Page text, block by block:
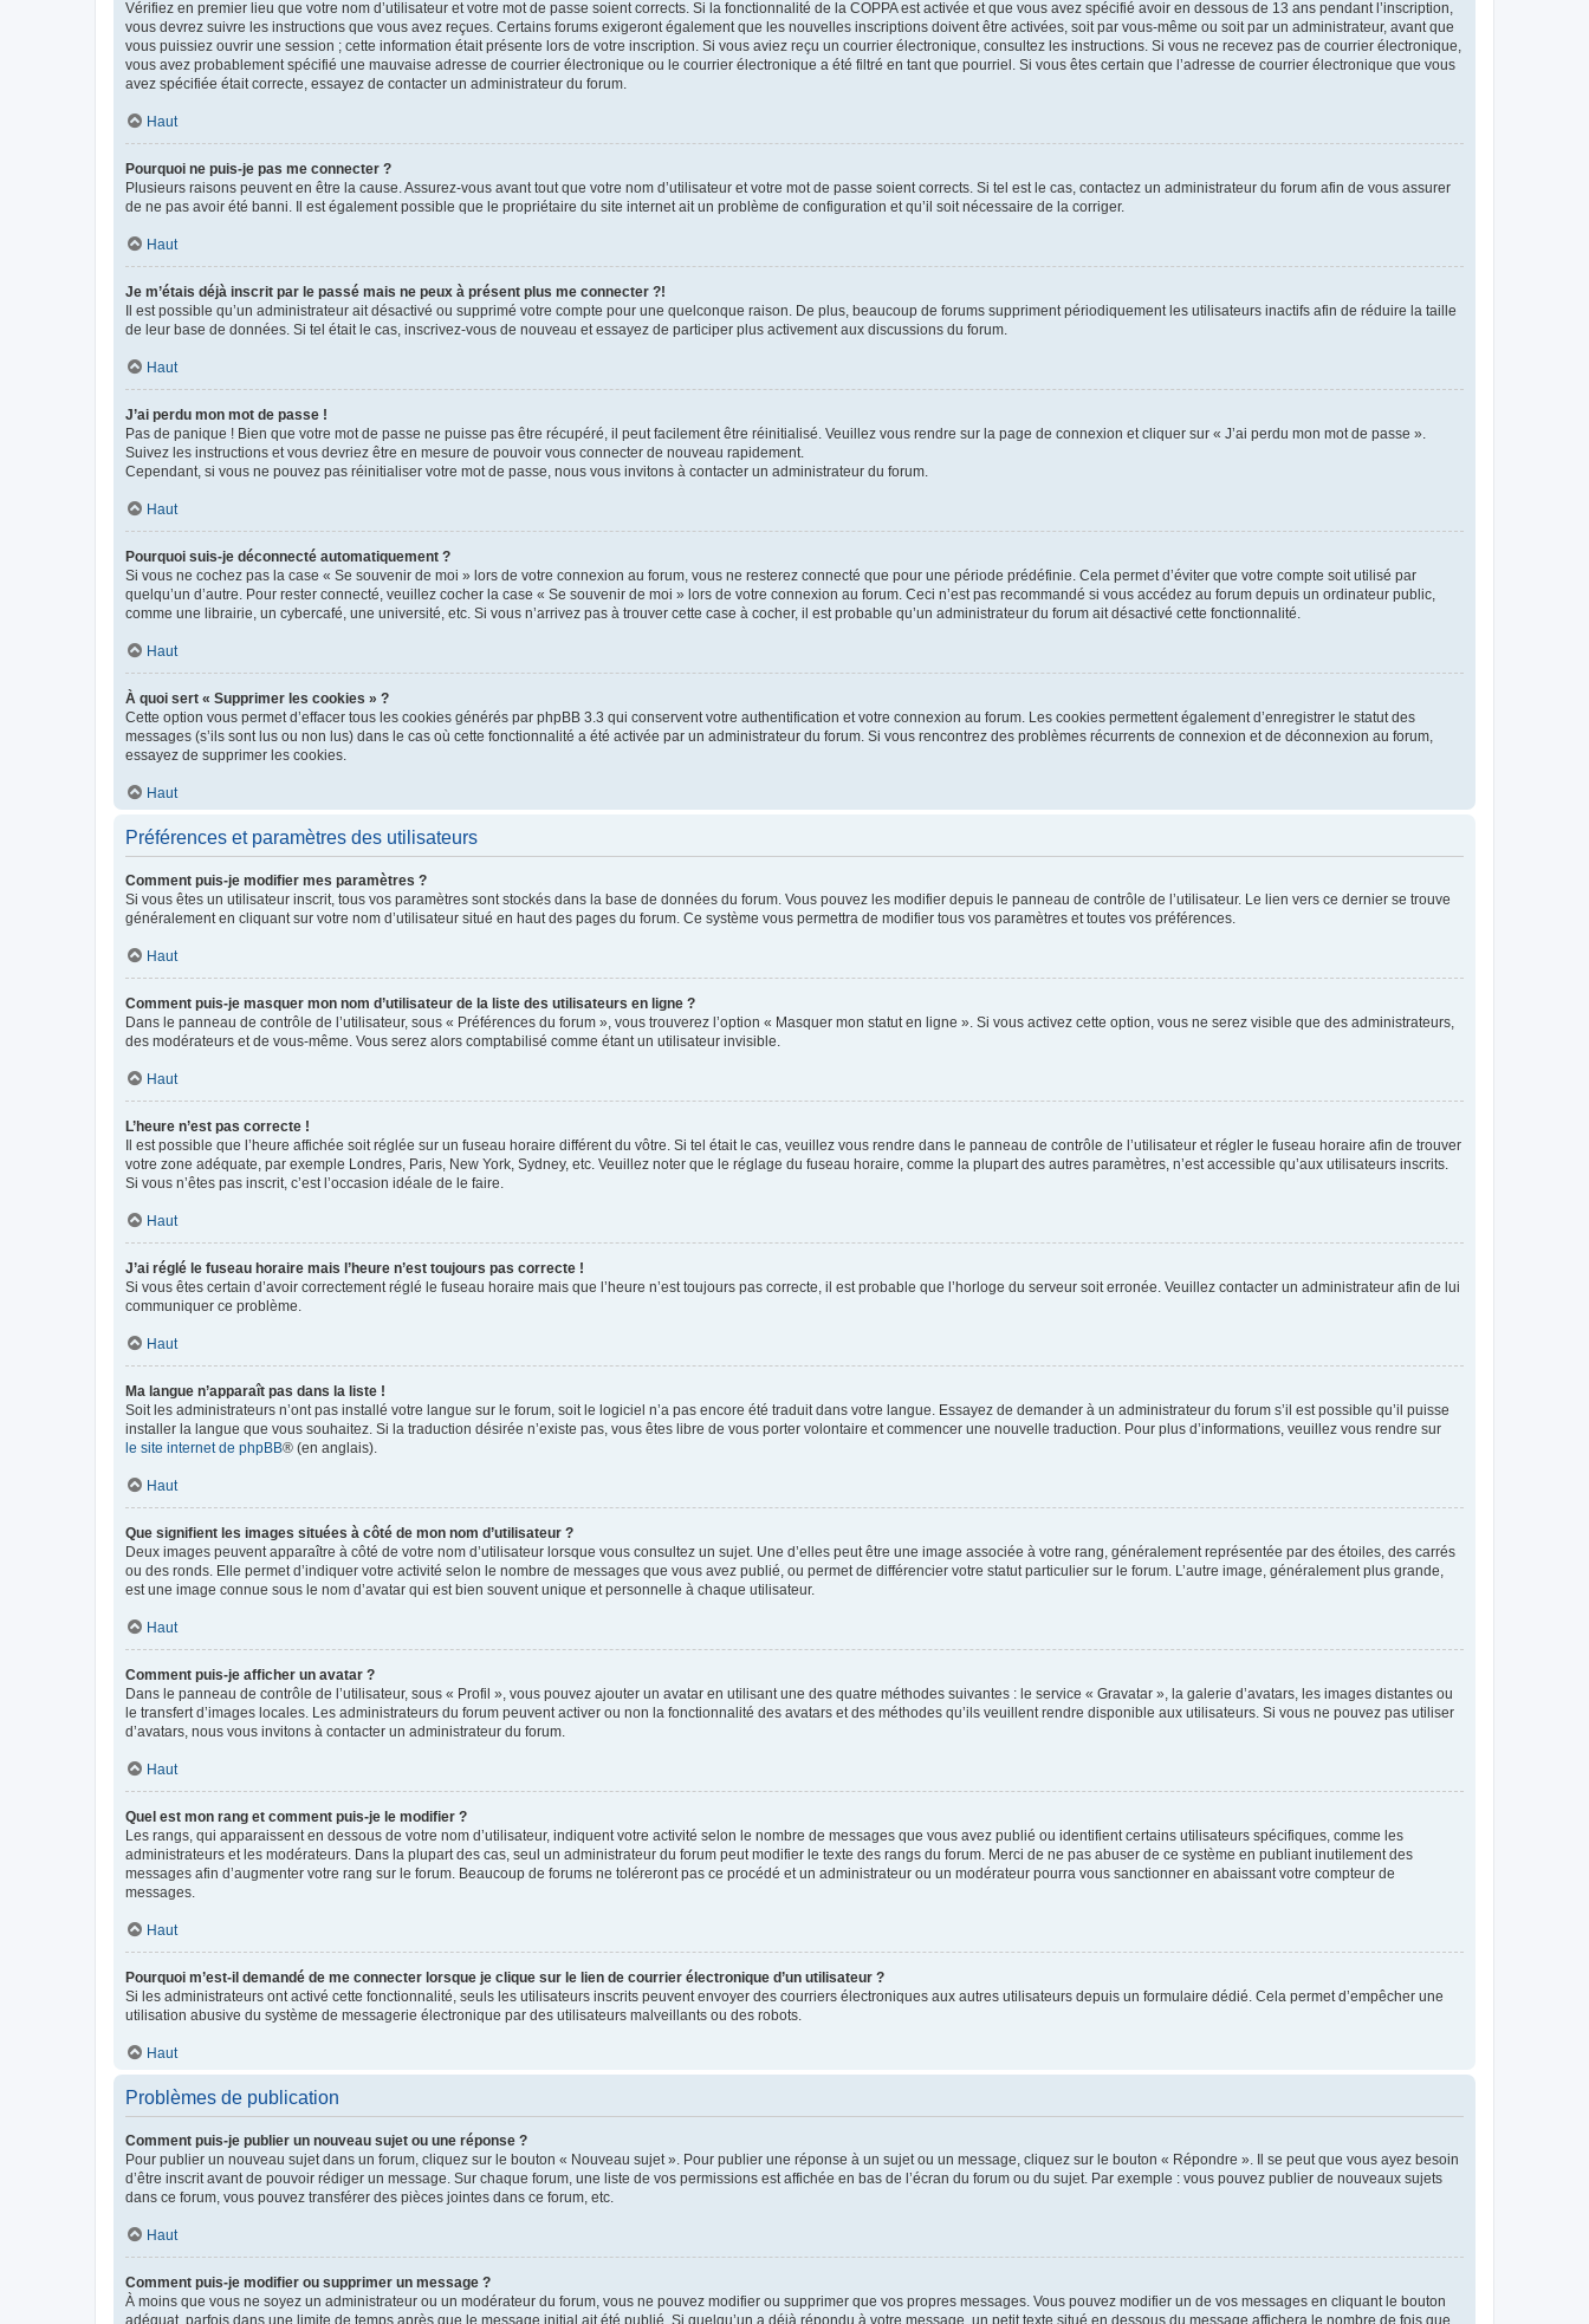
Vérifiez en premier lieu que votre nom d’utilisateur et votre mot de passe soient corrects. Si la fonctionnalité de la COPPA est activée et que vous avez spécifié avoir en dessous de 13 ans pendant l’inscription,
vous devrez suivre les instructions que vous avez reçues. Certains forums exigeront également que les nouvelles inscriptions doivent être activées, soit par vous-même ou soit par un administrateur, avant que
vous puissiez ouvrir une session ; cette information était présente lors de votre inscription. Si vous aviez reçu un courrier électronique, consultez les instructions. Si vous ne recevez pas de courrier électronique,
vous avez probablement spécifié une mauvaise adresse de courrier électronique ou le courrier électronique a été filtré en tant que pourriel. Si vous êtes certain que l’adresse de courrier électronique que vous
avez spécifiée était correcte, essayez de contacter un administrateur du forum.
Haut
Pourquoi ne puis-je pas me connecter ?
Plusieurs raisons peuvent en être la cause. Assurez-vous avant tout que votre nom d’utilisateur et votre mot de passe soient corrects. Si tel est le cas, contactez un administrateur du forum afin de vous assurer
de ne pas avoir été banni. Il est également possible que le propriétaire du site internet ait un problème de configuration et qu’il soit nécessaire de la corriger.
Haut
Je m’étais déjà inscrit par le passé mais ne peux à présent plus me connecter ?!
Il est possible qu’un administrateur ait désactivé ou supprimé votre compte pour une quelconque raison. De plus, beaucoup de forums suppriment périodiquement les utilisateurs inactifs afin de réduire la taille
de leur base de données. Si tel était le cas, inscrivez-vous de nouveau et essayez de participer plus activement aux discussions du forum.
Haut
J’ai perdu mon mot de passe !
Pas de panique ! Bien que votre mot de passe ne puisse pas être récupéré, il peut facilement être réinitialisé. Veuillez vous rendre sur la page de connexion et cliquer sur « J’ai perdu mon mot de passe ».
Suivez les instructions et vous devriez être en mesure de pouvoir vous connecter de nouveau rapidement.
Cependant, si vous ne pouvez pas réinitialiser votre mot de passe, nous vous invitons à contacter un administrateur du forum.
Haut
Pourquoi suis-je déconnecté automatiquement ?
Si vous ne cochez pas la case « Se souvenir de moi » lors de votre connexion au forum, vous ne resterez connecté que pour une période prédéfinie. Cela permet d’éviter que votre compte soit utilisé par
quelqu’un d’autre. Pour rester connecté, veuillez cocher la case « Se souvenir de moi » lors de votre connexion au forum. Ceci n’est pas recommandé si vous accédez au forum depuis un ordinateur public,
comme une librairie, un cybercafé, une université, etc. Si vous n’arrivez pas à trouver cette case à cocher, il est probable qu’un administrateur du forum ait désactivé cette fonctionnalité.
Haut
À quoi sert « Supprimer les cookies » ?
Cette option vous permet d’effacer tous les cookies générés par phpBB 3.3 qui conservent votre authentification et votre connexion au forum. Les cookies permettent également d’enregistrer le statut des
messages (s’ils sont lus ou non lus) dans le cas où cette fonctionnalité a été activée par un administrateur du forum. Si vous rencontrez des problèmes récurrents de connexion et de déconnexion au forum,
essayez de supprimer les cookies.
Haut
Préférences et paramètres des utilisateurs
Comment puis-je modifier mes paramètres ?
Si vous êtes un utilisateur inscrit, tous vos paramètres sont stockés dans la base de données du forum. Vous pouvez les modifier depuis le panneau de contrôle de l’utilisateur. Le lien vers ce dernier se trouve
généralement en cliquant sur votre nom d’utilisateur situé en haut des pages du forum. Ce système vous permettra de modifier tous vos paramètres et toutes vos préférences.
Haut
Comment puis-je masquer mon nom d’utilisateur de la liste des utilisateurs en ligne ?
Dans le panneau de contrôle de l’utilisateur, sous « Préférences du forum », vous trouverez l’option « Masquer mon statut en ligne ». Si vous activez cette option, vous ne serez visible que des administrateurs,
des modérateurs et de vous-même. Vous serez alors comptabilisé comme étant un utilisateur invisible.
Haut
L’heure n’est pas correcte !
Il est possible que l’heure affichée soit réglée sur un fuseau horaire différent du vôtre. Si tel était le cas, veuillez vous rendre dans le panneau de contrôle de l’utilisateur et régler le fuseau horaire afin de trouver
votre zone adéquate, par exemple Londres, Paris, New York, Sydney, etc. Veuillez noter que le réglage du fuseau horaire, comme la plupart des autres paramètres, n’est accessible qu’aux utilisateurs inscrits.
Si vous n’êtes pas inscrit, c’est l’occasion idéale de le faire.
Haut
J’ai réglé le fuseau horaire mais l’heure n’est toujours pas correcte !
Si vous êtes certain d’avoir correctement réglé le fuseau horaire mais que l’heure n’est toujours pas correcte, il est probable que l’horloge du serveur soit erronée. Veuillez contacter un administrateur afin de lui
communiquer ce problème.
Haut
Ma langue n’apparaît pas dans la liste !
Soit les administrateurs n’ont pas installé votre langue sur le forum, soit le logiciel n’a pas encore été traduit dans votre langue. Essayez de demander à un administrateur du forum s’il est possible qu’il puisse
installer la langue que vous souhaitez. Si la traduction désirée n’existe pas, vous êtes libre de vous porter volontaire et commencer une nouvelle traduction. Pour plus d’informations, veuillez vous rendre sur
le site internet de phpBB® (en anglais).
Haut
Que signifient les images situées à côté de mon nom d’utilisateur ?
Deux images peuvent apparaître à côté de votre nom d’utilisateur lorsque vous consultez un sujet. Une d’elles peut être une image associée à votre rang, généralement représentée par des étoiles, des carrés
ou des ronds. Elle permet d’indiquer votre activité selon le nombre de messages que vous avez publié, ou permet de différencier votre statut particulier sur le forum. L’autre image, généralement plus grande,
est une image connue sous le nom d’avatar qui est bien souvent unique et personnelle à chaque utilisateur.
Haut
Comment puis-je afficher un avatar ?
Dans le panneau de contrôle de l’utilisateur, sous « Profil », vous pouvez ajouter un avatar en utilisant une des quatre méthodes suivantes : le service « Gravatar », la galerie d’avatars, les images distantes ou
le transfert d’images locales. Les administrateurs du forum peuvent activer ou non la fonctionnalité des avatars et des méthodes qu’ils veuillent rendre disponible aux utilisateurs. Si vous ne pouvez pas utiliser
d’avatars, nous vous invitons à contacter un administrateur du forum.
Haut
Quel est mon rang et comment puis-je le modifier ?
Les rangs, qui apparaissent en dessous de votre nom d’utilisateur, indiquent votre activité selon le nombre de messages que vous avez publié ou identifient certains utilisateurs spécifiques, comme les
administrateurs et les modérateurs. Dans la plupart des cas, seul un administrateur du forum peut modifier le texte des rangs du forum. Merci de ne pas abuser de ce système en publiant inutilement des
messages afin d’augmenter votre rang sur le forum. Beaucoup de forums ne toléreront pas ce procédé et un administrateur ou un modérateur pourra vous sanctionner en abaissant votre compteur de
messages.
Haut
Pourquoi m’est-il demandé de me connecter lorsque je clique sur le lien de courrier électronique d’un utilisateur ?
Si les administrateurs ont activé cette fonctionnalité, seuls les utilisateurs inscrits peuvent envoyer des courriers électroniques aux autres utilisateurs depuis un formulaire dédié. Cela permet d’empêcher une
utilisation abusive du système de messagerie électronique par des utilisateurs malveillants ou des robots.
Haut
Problèmes de publication
Comment puis-je publier un nouveau sujet ou une réponse ?
Pour publier un nouveau sujet dans un forum, cliquez sur le bouton « Nouveau sujet ». Pour publier une réponse à un sujet ou un message, cliquez sur le bouton « Répondre ». Il se peut que vous ayez besoin
d’être inscrit avant de pouvoir rédiger un message. Sur chaque forum, une liste de vos permissions est affichée en bas de l’écran du forum ou du sujet. Par exemple : vous pouvez publier de nouveaux sujets
dans ce forum, vous pouvez transférer des pièces jointes dans ce forum, etc.
Haut
Comment puis-je modifier ou supprimer un message ?
À moins que vous ne soyez un administrateur ou un modérateur du forum, vous ne pouvez modifier ou supprimer que vos propres messages. Vous pouvez modifier un de vos messages en cliquant le bouton
adéquat, parfois dans une limite de temps après que le message initial ait été publié. Si quelqu’un a déjà répondu à votre message, un petit texte situé en dessous du message affichera le nombre de fois que